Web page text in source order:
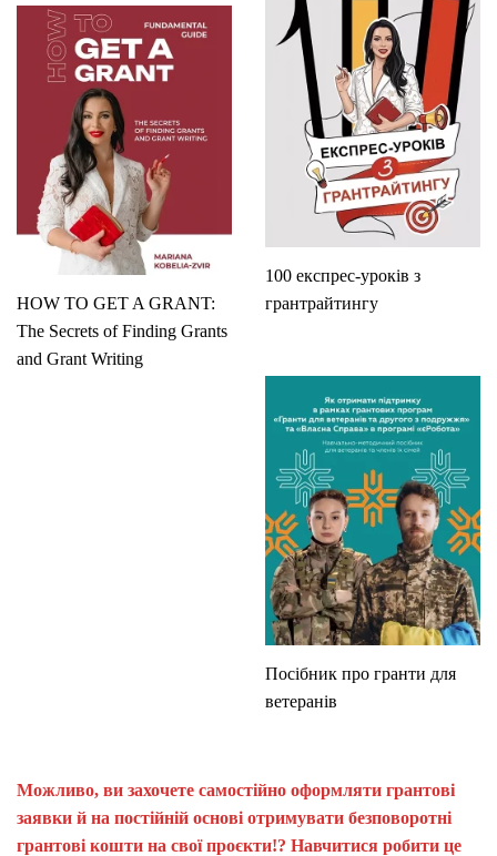
100 експрес-уроків з
грантрайтингу
HOW TO GET A GRANT:
The Secrets of Finding Grants
and Grant Writing
Посібник про гранти для
ветеранів
Можливо, ви захочете самостійно оформляти грантові
заявки й на постійній основі отримувати безповоротні
грантові кошти на свої проєкти!? Навчитися робити це